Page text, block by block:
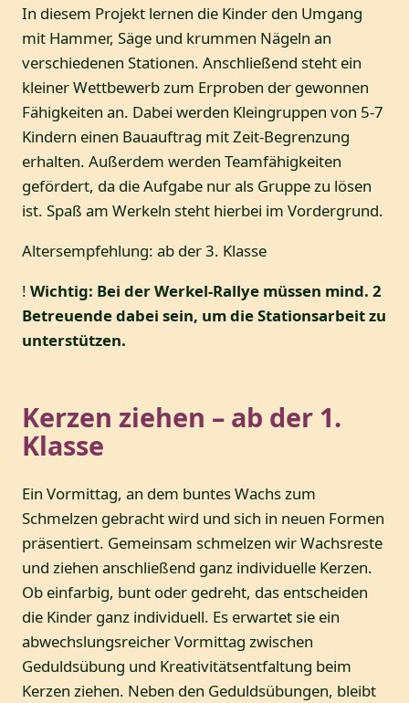
In diesem Projekt lernen die Kinder den Umgang
mit Hammer, Säge und krummen Nägeln an
verschiedenen Stationen. Anschließend steht ein
kleiner Wettbewerb zum Erproben der gewonnen
Fähigkeiten an. Dabei werden Kleingruppen von 5-7
Kindern einen Bauauftrag mit Zeit-Begrenzung
erhalten. Außerdem werden Teamfähigkeiten
gefördert, da die Aufgabe nur als Gruppe zu lösen
ist. Spaß am Werkeln steht hierbei im Vordergrund.
Altersempfehlung: ab der 3. Klasse
! Wichtig: Bei der Werkel-Rallye müssen mind. 2
Betreuende dabei sein, um die Stationsarbeit zu
unterstützen.
Kerzen ziehen – ab der 1.
Klasse
Ein Vormittag, an dem buntes Wachs zum
Schmelzen gebracht wird und sich in neuen Formen
präsentiert. Gemeinsam schmelzen wir Wachsreste
und ziehen anschließend ganz individuelle Kerzen.
Ob einfarbig, bunt oder gedreht, das entscheiden
die Kinder ganz individuell. Es erwartet sie ein
abwechslungsreicher Vormittag zwischen
Geduldsübung und Kreativitätsentfaltung beim
Kerzen ziehen. Neben den Geduldsübungen, bleibt